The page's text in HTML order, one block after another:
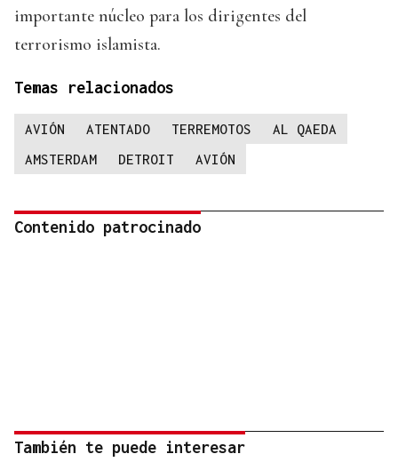
importante núcleo para los dirigentes del
terrorismo islamista.
Temas relacionados
AVIÓN ATENTADO TERREMOTOS
AL QAEDA
AMSTERDAM
DETROIT AVIÓN
Contenido patrocinado
También te puede interesar